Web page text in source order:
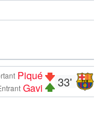
33'
Piqué
Gavi